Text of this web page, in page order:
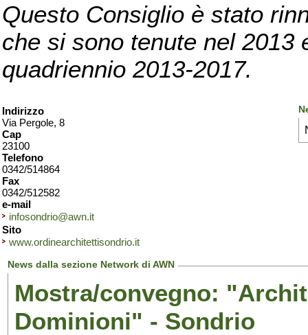
Questo Consiglio è stato
che si sono tenute nel 2013
quadriennio 2013-2017.
Indirizzo
Via Pergole, 8
Cap
23100
Telefono
0342/514864
Fax
0342/512582
e-mail
infosondrio@awn.it
Sito
www.ordinearchitettisondrio.it
News dalla sezione Network di AWN
Mostra/convegno:
Dominioni" - Sondrio